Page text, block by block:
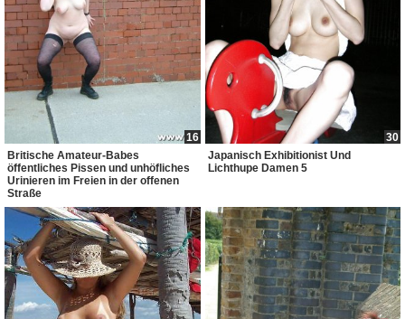
16
Britische Amateur-Babes
öffentliches Pissen und unhöfliches
Urinieren im Freien in der offenen
Straße
30
Japanisch Exhibitionist Und
Lichthupe Damen 5